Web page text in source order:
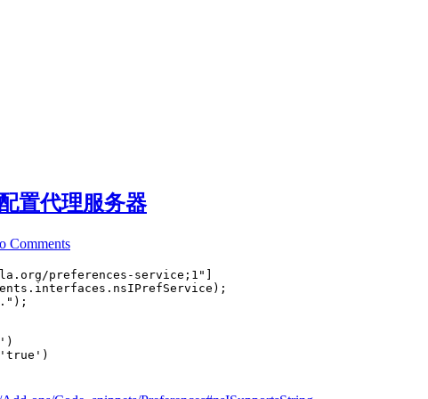
置代理服务器
Comments
preferences-service;1"]
'true')